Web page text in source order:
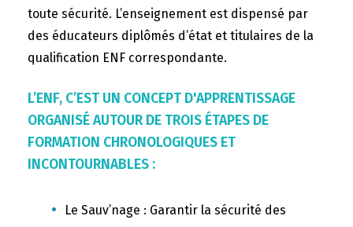
toute sécurité. L’enseignement est dispensé par
des éducateurs diplômés d’état et titulaires de la
qualification ENF correspondante.
L’ENF, C’EST UN CONCEPT D'APPRENTISSAGE
ORGANISÉ AUTOUR DE TROIS ÉTAPES DE
FORMATION CHRONOLOGIQUES ET
INCONTOURNABLES :
Le Sauv’nage : Garantir la sécurité des